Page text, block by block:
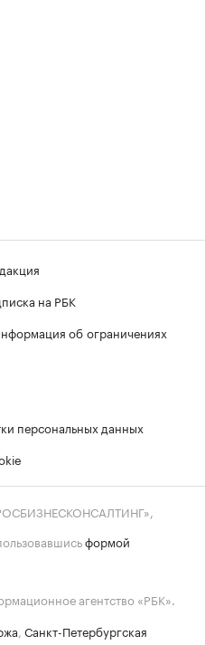
на РБК
об ограничениях
персональных данных
формой
агентство «РБК».
, Санкт-Петербургская